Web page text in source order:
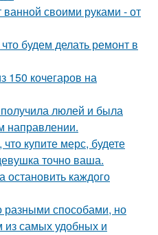
своими руками - от
будем делать ремонт в
150 кочегаров на
люлей и была
направлении.
купите мерс, будете
точно ваша.
остановить каждого
способами, но
из самых удобных и